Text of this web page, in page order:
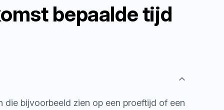
bepaalde tijd
bijvoorbeeld zien op een proeftijd of een